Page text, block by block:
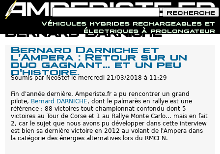
Jump to navigation
Véhicules hybrides rechargeables et
électriques à prolongateur
o
r
m
a
i
r
e
e
r
e
c
h
e
r
e
c
h
r
c
h
e
Bernard Darniche
Bernard Darniche et
l'Ampera : Retour sur un
duo gagnant... et un peu
d'histoire.
Soumis parNeoSteflemercredi 21/03/2018 à 11:29
Fin d'année dernière, Amperiste.fr a pu rencontrer un grand
pilote, Bernard DARNICHE, dont le palmarès en rallye est une
référence : 88 victoires tout championnat confondu dont 5
victoires au Tour de Corse et 1 au Rallye Monte Carlo... mais en fait
2, car le sujet que nous avons pu développer dans cette interview
est bien sa dernière victoire en 2012 au volant de l'Ampera dans
la catégorie des énergies alternatives lors du RMCEN.